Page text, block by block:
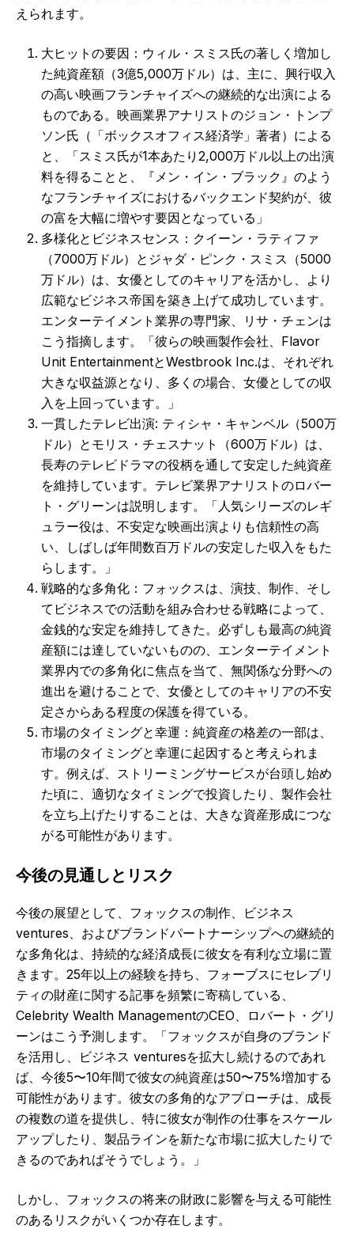
えられます。
大ヒットの要因：ウィル・スミス氏の著しく増加し
た純資産額（3億5,000万ドル）は、主に、興行収入
の高い映画フランチャイズへの継続的な出演による
ものである。映画業界アナリストのジョン・トンプ
ソン氏（「ボックスオフィス経済学」著者）による
と、「スミス氏が1本あたり2,000万ドル以上の出演
料を得ることと、『メン・イン・ブラック』のよう
なフランチャイズにおけるバックエンド契約が、彼
の富を大幅に増やす要因となっている」
多様化とビジネスセンス：クイーン・ラティファ
（7000万ドル）とジャダ・ピンク・スミス（5000
万ドル）は、女優としてのキャリアを活かし、より
広範なビジネス帝国を築き上げて成功しています。
エンターテイメント業界の専門家、リサ・チェンは
こう指摘します。「彼らの映画製作会社、Flavor
Unit EntertainmentとWestbrook Inc.は、それぞれ
大きな収益源となり、多くの場合、女優としての収
入を上回っています。」
一貫したテレビ出演: ティシャ・キャンベル（500万
ドル）とモリス・チェスナット（600万ドル）は、
長寿のテレビドラマの役柄を通して安定した純資産
を維持しています。テレビ業界アナリストのロバー
ト・グリーンは説明します。「人気シリーズのレギ
ュラー役は、不安定な映画出演よりも信頼性の高
い、しばしば年間数百万ドルの安定した収入をもた
らします。」
戦略的な多角化：フォックスは、演技、制作、そし
てビジネスでの活動を組み合わせる戦略によって、
金銭的な安定を維持してきた。必ずしも最高の純資
産額には達していないものの、エンターテイメント
業界内での多角化に焦点を当て、無関係な分野への
進出を避けることで、女優としてのキャリアの不安
定さからある程度の保護を得ている。
市場のタイミングと幸運：純資産の格差の一部は、
市場のタイミングと幸運に起因すると考えられま
す。例えば、ストリーミングサービスが台頭し始め
た頃に、適切なタイミングで投資したり、製作会社
を立ち上げたりすることは、大きな資産形成につな
がる可能性があります。
今後の見通しとリスク
今後の展望として、フォックスの制作、ビジネス
ventures、およびブランドパートナーシップへの継続的
な多角化は、持続的な経済成長に彼女を有利な立場に置
きます。25年以上の経験を持ち、フォーブスにセレブリ
ティの財産に関する記事を頻繁に寄稿している、
Celebrity Wealth ManagementのCEO、ロバート・グリ
ーンはこう予測します。「フォックスが自身のブランド
を活用し、ビジネス venturesを拡大し続けるのであれ
ば、今後5〜10年間で彼女の純資産は50〜75%増加する
可能性があります。彼女の多角的なアプローチは、成長
の複数の道を提供し、特に彼女が制作の仕事をスケール
アップしたり、製品ラインを新たな市場に拡大したりで
きるのであればそうでしょう。」
しかし、フォックスの将来の財政に影響を与える可能性
のあるリスクがいくつか存在します。